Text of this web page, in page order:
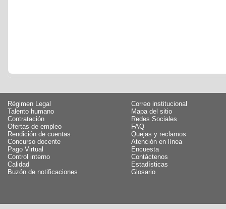
Régimen Legal
Talento humano
Contratación
Ofertas de empleo
Rendición de cuentas
Concurso docente
Pago Virtual
Control interno
Calidad
Buzón de notificaciones
Correo institucional
Mapa del sitio
Redes Sociales
FAQ
Quejas y reclamos
Atención en línea
Encuesta
Contáctenos
Estadísticas
Glosario